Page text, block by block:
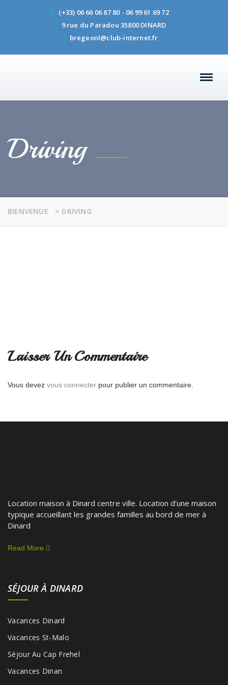
(+33) 06 66 06 87 80 - 06 99 61 69 72
9 rue du Paradou 35800 DINARD
bregeonl@club-internet.fr
Driving
BIENVENUE > DRIVING
Laisser Un Commentaire
Vous devez vous connecter pour publier un commentaire.
Location maison à Dinard centre ville. Location d'une maison
typique accueillant les grandes familles au bord de mer à
Dinard
Read More
SÉJOUR À DINARD
Vacances Dinard
Vacances St-Malo
Séjour Au Cap Frehel
Vacances Dinan